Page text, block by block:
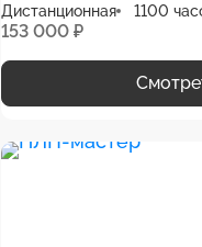
Дистанционная 1100
153 000 ₽